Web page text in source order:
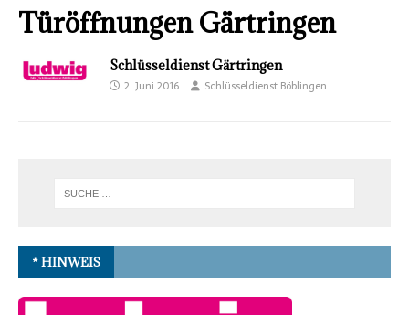
Türöffnungen Gärtringen
Schlüsseldienst Gärtringen
2. Juni 2016 Schlüsseldienst Böblingen
* HINWEIS